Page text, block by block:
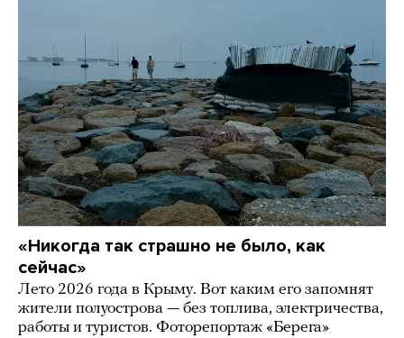
«Никогда так страшно не было, как
сейчас»
Лето 2026 года в Крыму. Вот каким его запомнят
жители полуострова — без топлива, электричества,
работы и туристов. Фоторепортаж «Берега»